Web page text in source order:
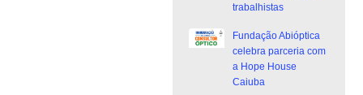
trabalhistas
Fundação Abióptica
celebra parceria com
a Hope House
Caiuba